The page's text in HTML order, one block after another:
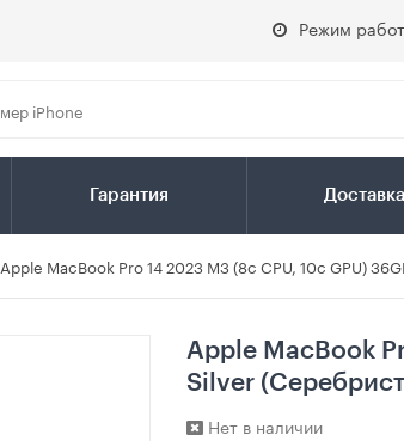
Режим
Гарантия Доставка
Apple MacBook Pro 14 2023 M3 (8c CPU, 10c GPU)
Apple MacBook
Silver
Нет в наличии